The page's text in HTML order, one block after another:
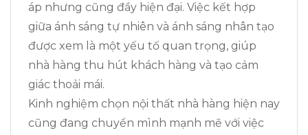
áp nhưng cũng đầy hiện đại. Việc kết hợp
giữa ánh sáng tự nhiên và ánh sáng nhân tạo
được xem là một yếu tố quan trọng, giúp
nhà hàng thu hút khách hàng và tạo cảm
giác thoải mái.
Kinh nghiệm chọn nội thất nhà hàng hiện nay
cũng đang chuyển mình mạnh mẽ với việc